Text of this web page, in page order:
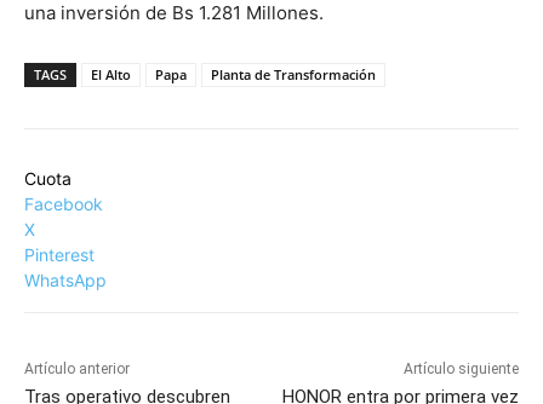
una inversión de Bs 1.281 Millones.
TAGS El Alto Papa Planta de Transformación
Cuota
Facebook
X
Pinterest
WhatsApp
Artículo anterior
Tras operativo descubren
Artículo siguiente
HONOR entra por primera vez